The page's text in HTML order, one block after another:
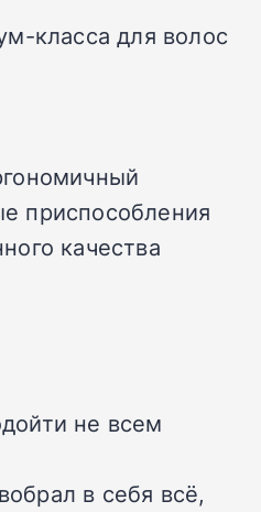
класса для волос
приспособления
качества
не всем
в себя всё,